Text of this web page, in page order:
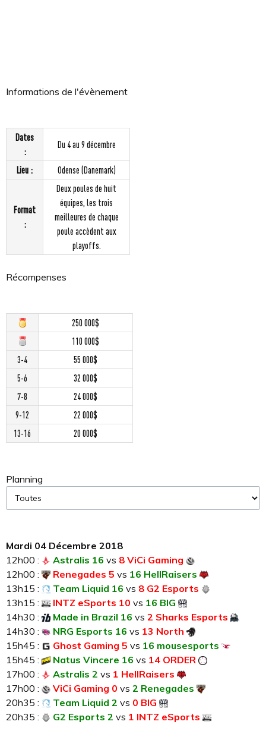
Informations de l'évènement
Dates
:
Du 4 au 9 décembre
Lieu : Odense (Danemark)
Format
:
Deux poules de huit
équipes, les trois
meilleures de chaque
poule accèdent aux
playoffs.
Récompenses
250 000$
110 000$
3-4
55 000$
5-6
32 000$
7-8
24 000$
9-12
22 000$
13-16
20 000$
Planning
Mardi 04 Décembre 2018
12h00 :
Astralis 16 vs 8 ViCi Gaming
12h00 :
Renegades 5 vs 16 HellRaisers
13h15 :
Team Liquid 16 vs 8 G2 Esports
13h15 :
INTZ eSports 10 vs 16 BIG
14h30 :
Made in Brazil 16 vs 2 Sharks Esports
14h30 :
NRG Esports 16 vs 13 North
15h45 :
Ghost Gaming 5 vs 16 mousesports
15h45 :
Natus Vincere 16 vs 14 ORDER
17h00 :
Astralis 2 vs 1 HellRaisers
17h00 :
ViCi Gaming 0 vs 2 Renegades
20h35 :
Team Liquid 2 vs 0 BIG
20h35 :
G2 Esports 2 vs 1 INTZ eSports